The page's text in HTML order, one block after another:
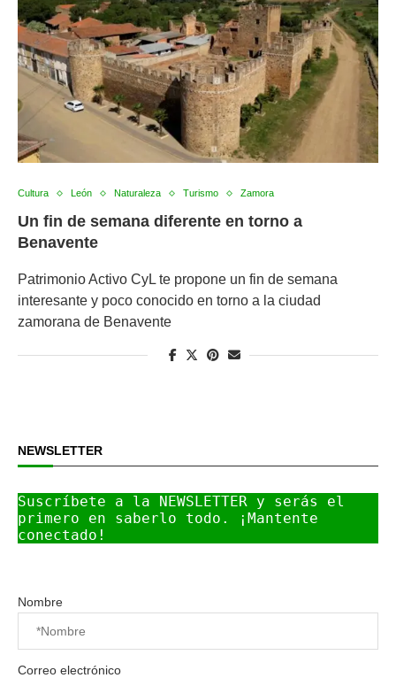
Cultura León Naturaleza Turismo Zamora
Un fin de semana diferente en torno a
Benavente
Patrimonio Activo CyL te propone un fin de semana
interesante y poco conocido en torno a la ciudad
zamorana de Benavente
NEWSLETTER
Suscríbete a la NEWSLETTER y serás el
primero en saberlo todo. ¡Mantente
conectado!
Nombre
Correo electrónico